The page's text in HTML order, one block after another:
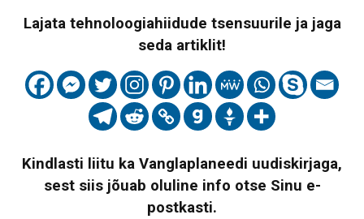
Lajata tehnoloogiahiidude tsensuurile ja jaga
seda artiklit!
Kindlasti liitu ka Vanglaplaneedi uudiskirjaga,
sest siis jõuab oluline info otse Sinu e-
postkasti.